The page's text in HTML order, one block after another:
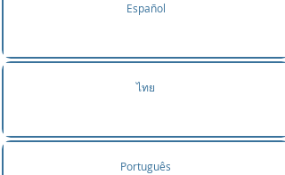
Español
ไทย
Português